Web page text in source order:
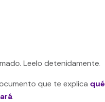
Leelo detenidamente.
que te explica qué
.